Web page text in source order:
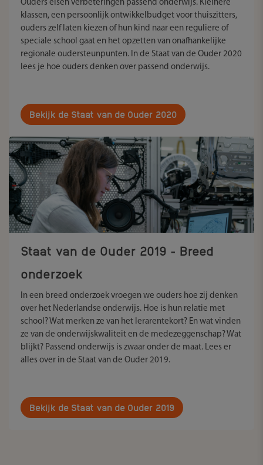
Ouders eisen verbeteringen passend onderwijs. Kleinere
klassen, een persoonlijk ontwikkelbudget voor thuiszitters,
ouders zelf laten kiezen of hun kind naar een reguliere of
speciale school gaat en het opzetten van onafhankelijke
regionale oudersteunpunten. In de Staat van de Ouder 2020
lees je hoe ouders denken over passend onderwijs.
Bekijk de Staat van de Ouder 2020
Staat van de Ouder 2019 - Breed
onderzoek
In een breed onderzoek vroegen we ouders hoe zij denken
over het Nederlandse onderwijs. Hoe is hun relatie met
school? Wat merken ze van het lerarentekort? En wat vinden
ze van de onderwijskwaliteit en de medezeggenschap? Wat
blijkt? Passend onderwijs is zwaar onder de maat. Lees er
alles over in de Staat van de Ouder 2019.
Bekijk de Staat van de Ouder 2019